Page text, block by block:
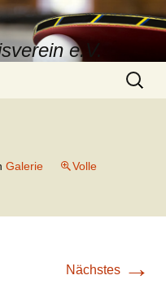
e.V.
Suchen
nach:
Galerie
Volle
Nächstes →